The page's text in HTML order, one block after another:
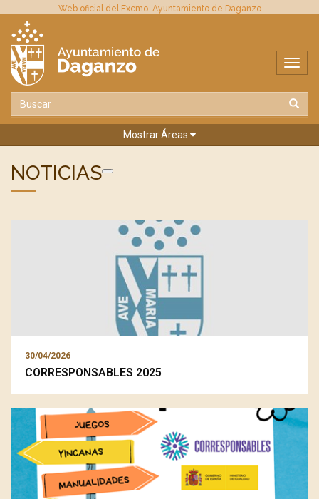
Web oficial del Excmo. Ayuntamiento de Daganzo
Mostrar Áreas
NOTICIAS
30/04/2026
CORRESPONSABLES 2025